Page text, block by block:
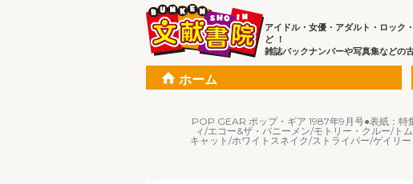
アイドル・女優・アダルト・ロック
ど ！
雑誌バックナンバーや写真集などの
ホーム
POP GEAR ポップ・ギア 1987年9月号●表紙：
ィ/エコー&ザ・バニーメン/モトリー・クルー/ト
キャット/ホワイトスネイク/ストライパー/ゲイリ